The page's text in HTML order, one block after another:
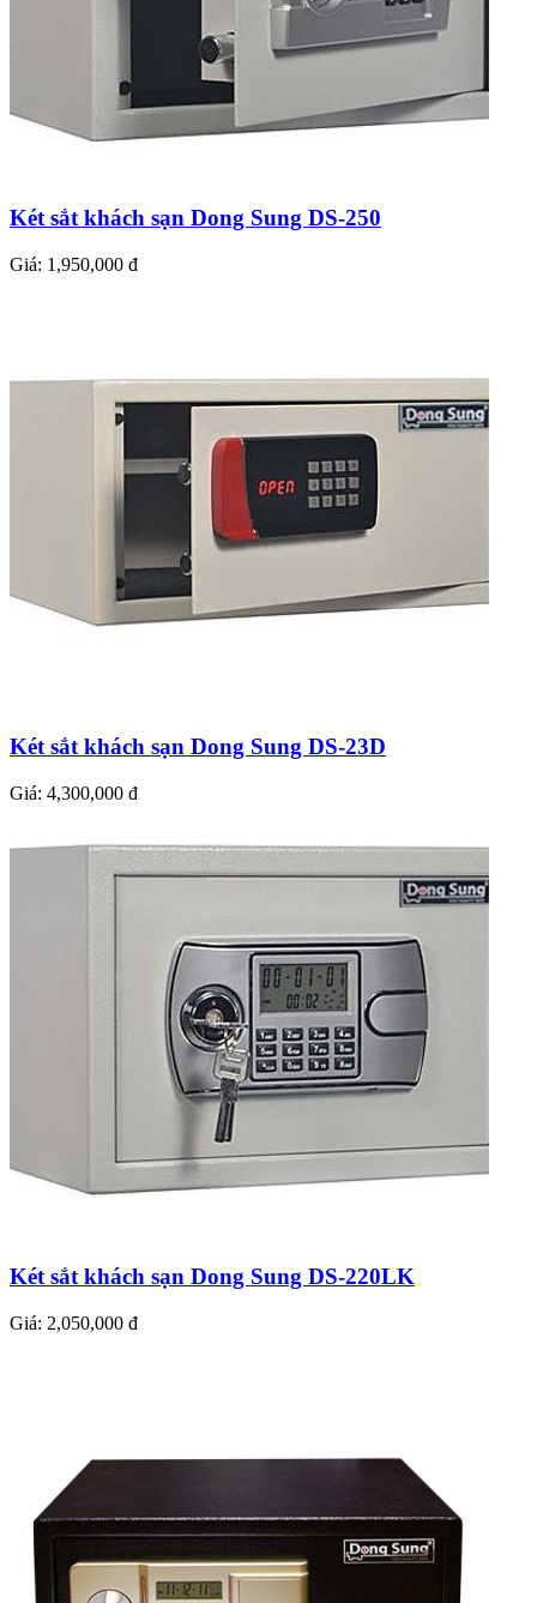
Két sắt khách sạn Dong Sung DS-250
Giá: 1,950,000 đ
Két sắt khách sạn Dong Sung DS-23D
Giá: 4,300,000 đ
Két sắt khách sạn Dong Sung DS-220LK
Giá: 2,050,000 đ